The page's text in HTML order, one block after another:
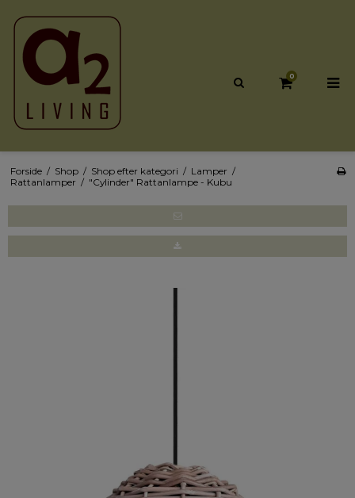
0
Forside / Shop / Shop efter kategori / Lamper /
Rattanlamper / "Cylinder" Rattanlampe - Kubu